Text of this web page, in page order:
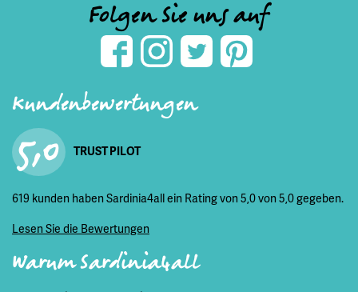
Folgen Sie uns auf
Kundenbewertungen
5,0 TRUST PILOT
619 kunden haben Sardinia4all ein Rating von 5,0 von 5,0 gegeben.
Lesen Sie die Bewertungen
Warum Sardinia4all